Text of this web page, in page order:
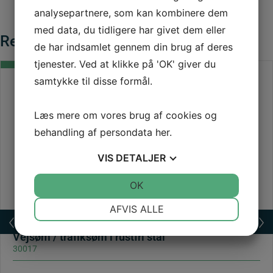
Relaterede varer
Vejsøm / trafiksøm i rustfri stål
30017
analysepartnere, som kan kombinere dem
med data, du tidligere har givet dem eller
de har indsamlet gennem din brug af deres
tjenester. Ved at klikke på 'OK' giver du
samtykke til disse formål.
Læs mere om vores brug af cookies og
behandling af persondata her.
VIS DETALJER
AFVIS ALLE
OK